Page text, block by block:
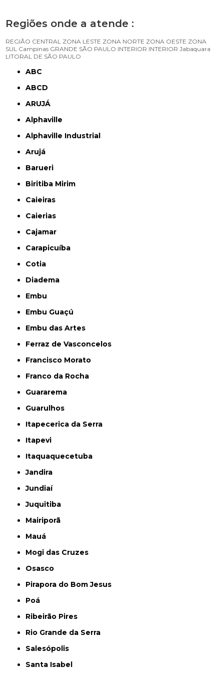
Regiões onde a atende :
REGIÃO CENTRAL ZONA LESTE ZONA NORTE ZONA OESTE ZONA
SUL Campinas GRANDE SÃO PAULO INTERIOR INTERIOR Jabaquara
LITORAL DE SÃO PAULO
ABC
ABCD
ARUJÁ
Alphaville
Alphaville Industrial
Arujá
Barueri
Biritiba Mirim
Caieiras
Caierias
Cajamar
Carapicuíba
Cotia
Diadema
Embu
Embu Guaçú
Embu das Artes
Ferraz de Vasconcelos
Francisco Morato
Franco da Rocha
Guararema
Guarulhos
Itapecerica da Serra
Itapevi
Itaquaquecetuba
Jandira
Jundiaí
Juquitiba
Mairiporã
Mauá
Mogi das Cruzes
Osasco
Pirapora do Bom Jesus
Poá
Ribeirão Pires
Rio Grande da Serra
Salesópolis
Santa Isabel